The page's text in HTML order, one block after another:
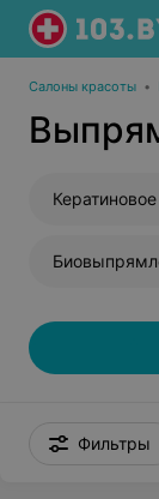
Салоны красоты •
Фильтры